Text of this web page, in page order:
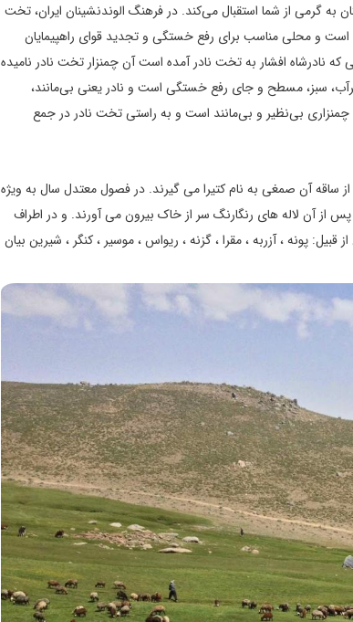
آن در تابستان به گرمی از شما استقبال می‌کند. در فرهنگ الوندنشینان ایران، تخت
و محلی مناسب برای رفع خستگی و تجديد قوای راهپيمايان
که نادرشاه افشار به تخت نادر آمده است آن چمنزار تخت نادر ناميده
سبز، مسطح و جای رفع خستگی است و نادر يعنی بی‌مانند،
چمنزاری بی‌نظير و بی‌مانند است و به راستی تخت نادر در جمع
آن صمغی به نام کتیرا می‌ گیرند. در فصول معتدل سال به ویژه
از آن لاله‌ های رنگارنگ سر از خاک بیرون می‌ آورند. و در اطراف
پونه ، آزربه ، مقرا ، گزنه ، ریواس ، موسیر ، کنگر ، شیرین بیان